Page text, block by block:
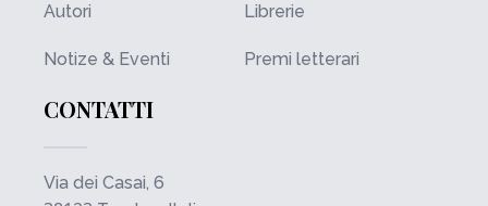
Autori
Notize & Eventi
Librerie
Premi letterari
CONTATTI
Via dei Casai, 6